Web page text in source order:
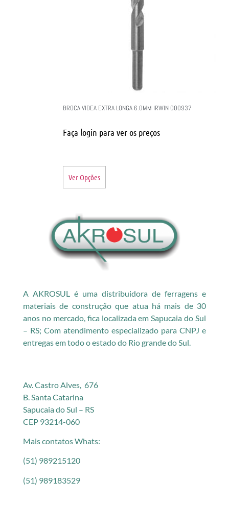
BROCA VIDEA EXTRA LONGA 6.0MM IRWIN 000937
Faça login para ver os preços
Ver Opções
A AKROSUL é uma distribuidora de ferragens e
materiais de construção que atua há mais de 30
anos no mercado, fica localizada em Sapucaia do Sul
– RS; Com atendimento especializado para CNPJ e
entregas em todo o estado do Rio grande do Sul.
Av. Castro Alves, 676
B. Santa Catarina
Sapucaia do Sul – RS
CEP 93214-060
Mais contatos Whats:
(51) 989215120
(51) 989183529